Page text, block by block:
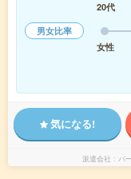
20代
男女比率
女性
気になる!
派遣会社 パ